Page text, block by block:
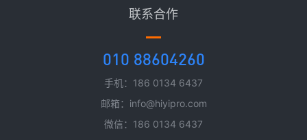
联系合作
010 88604260
手机：186 0134 6437
邮箱：info@hiyipro.com
微信：186 0134 6437